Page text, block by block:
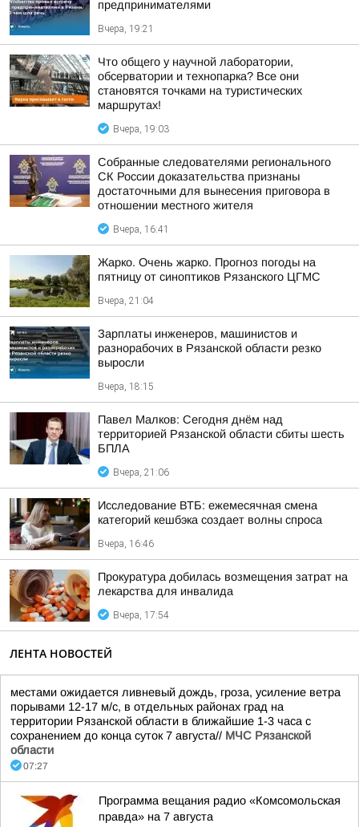
предпринимателями
Вчера, 19:21
Что общего у научной лаборатории,
обсерватории и технопарка? Все они
становятся точками на туристических
маршрутах!
Вчера, 19:03
Собранные следователями регионального
СК России доказательства признаны
достаточными для вынесения приговора в
отношении местного жителя
Вчера, 16:41
Жарко. Очень жарко. Прогноз погоды на
пятницу от синоптиков Рязанского ЦГМС
Вчера, 21:04
Зарплаты инженеров, машинистов и
разнорабочих в Рязанской области резко
выросли
Вчера, 18:15
Павел Малков: Сегодня днём над
территорией Рязанской области сбиты шесть
БПЛА
Вчера, 21:06
Исследование ВТБ: ежемесячная смена
категорий кешбэка создает волны спроса
Вчера, 16:46
Прокуратура добилась возмещения затрат на
лекарства для инвалида
Вчера, 17:54
ЛЕНТА НОВОСТЕЙ
местами ожидается ливневый дождь, гроза, усиление ветра
порывами 12-17 м/с, в отдельных районах град на
территории Рязанской области в ближайшие 1-3 часа с
сохранением до конца суток 7 августа// МЧС Рязанской
области
07:27
Программа вещания радио «Комсомольская
правда» на 7 августа